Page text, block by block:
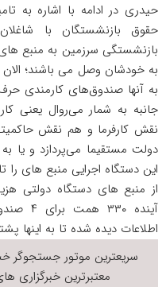
حیدری در ادامه با اشاره به
حقوق‌ بازنشستگان با
بازنشستگی سرزمین به منبع
به آنها صندوق‌های کارمندی
جانبه به شمار می‌روال یعنی
نقش کارفرما و هم نقش
دولت مستقیما می‌پردازد و یا
این دستگاه‌ اجرایی منبع های را
از منبع های دستگاه دولتی
اطلاعات دیده شده تا به اینها
سریعترین موتور جستجوگر
معتبرترین خبرگزاری